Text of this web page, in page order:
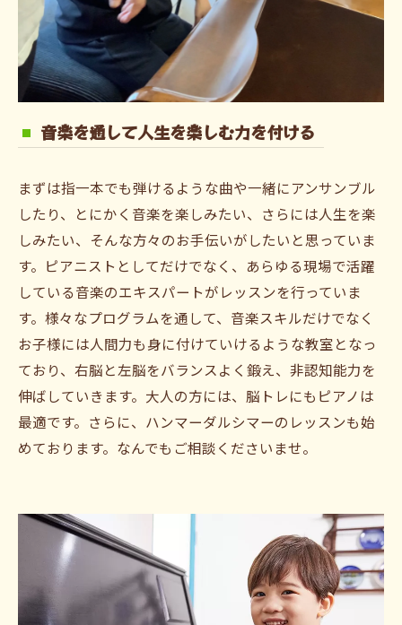
音楽を通して人生を楽しむ力を付ける
まずは指一本でも弾けるような曲や一緒にアンサンブル
したり、とにかく音楽を楽しみたい、さらには人生を楽
しみたい、そんな方々のお手伝いがしたいと思っていま
す。ピアニストとしてだけでなく、あらゆる現場で活躍
している音楽のエキスパートがレッスンを行っていま
す。様々なプログラムを通して、音楽スキルだけでなく
お子様には人間力も身に付けていけるような教室となっ
ており、右脳と左脳をバランスよく鍛え、非認知能力を
伸ばしていきます。大人の方には、脳トレにもピアノは
最適です。さらに、ハンマーダルシマーのレッスンも始
めております。なんでもご相談くださいませ。